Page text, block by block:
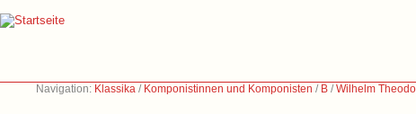
Navigation: Klassika / Komponistinnen und Komponisten / B /Wilhelm